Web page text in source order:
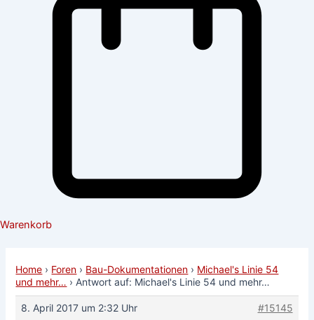
Warenkorb
Home › Foren › Bau-Dokumentationen › Michael's Linie 54
und mehr… › Antwort auf: Michael's Linie 54 und mehr…
8. April 2017 um 2:32 Uhr #15145